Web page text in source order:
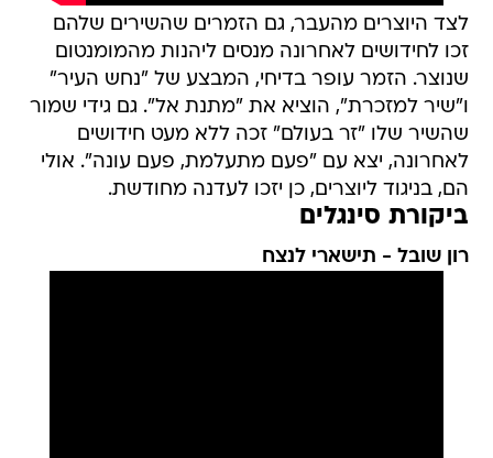
לצד היוצרים מהעבר, גם הזמרים שהשירים שלהם
זכו לחידושים לאחרונה מנסים ליהנות מהמומנטום
שנוצר. הזמר עופר בדיחי, המבצע של "נחש העיר"
ו"שיר למזכרת", הוציא את "מתנת אל". גם גידי שמור
שהשיר שלו "זר בעולם" זכה ללא מעט חידושים
לאחרונה, יצא עם "פעם מתעלמת, פעם עונה". אולי
הם, בניגוד ליוצרים, כן יזכו לעדנה מחודשת.
ביקורת סינגלים
רון שובל - תישארי לנצח